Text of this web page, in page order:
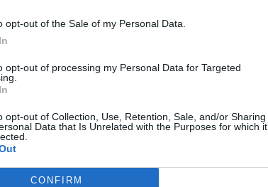
opt-out of the Sale of my Personal Data.
opt-out of processing my Personal Data for Targeted
opt-out of Collection, Use, Retention, Sale, and/or Sharing
Data that Is Unrelated with the Purposes for which it
CONFIRM